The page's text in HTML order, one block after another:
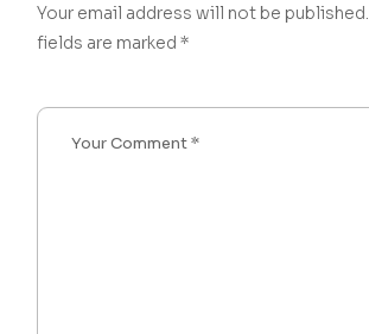
Your email address will not be published.
fields are marked*